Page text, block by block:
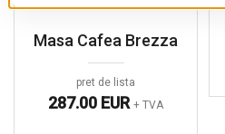
Masa Cafea Brezza
pret de lista
287.00 EUR + TVA